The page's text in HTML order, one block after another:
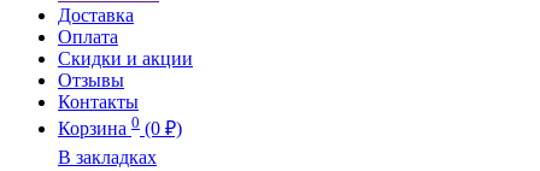
Доставка
Оплата
Скидки и акции
Отзывы
Контакты
Корзина 0 (0 ₽)
В закладках